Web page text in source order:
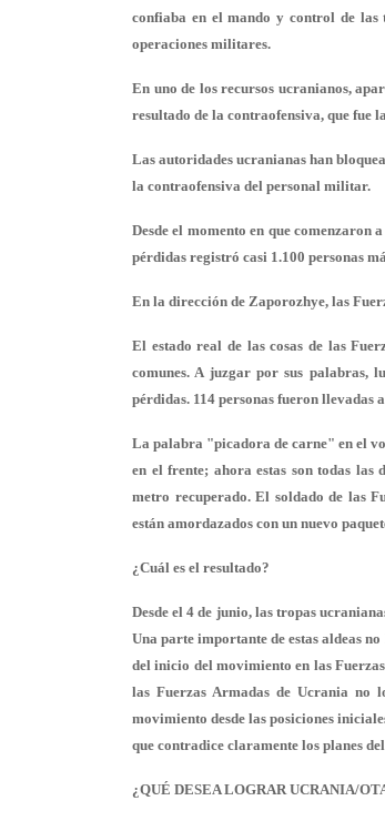
confiaba en el mando y control de
operaciones militares.
En uno de los recursos ucranianos,
resultado de la contraofensiva, que fue
Las autoridades ucranianas han
la contraofensiva del personal militar.
Desde el momento en que
pérdidas registró casi 1.100 personas
En la dirección de Zaporozhye, las
El estado real de las cosas de las
comunes. A juzgar por sus palabras,
pérdidas. 114 personas fueron
La palabra "picadora de carne" en el
en el frente; ahora estas son todas las
metro recuperado. El soldado de las
están amordazados con un nuevo
¿Cuál es el resultado?
Desde el 4 de junio, las tropas
Una parte importante de estas aldeas
del inicio del movimiento en las
las Fuerzas Armadas de Ucrania no
movimiento desde las posiciones
que contradice claramente los planes
¿QUÉ DESEA LOGRAR UCRANIA/